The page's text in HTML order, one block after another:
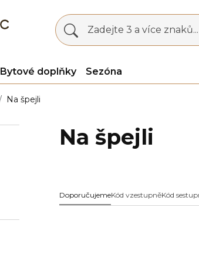
Zadejte 3 a více znaků...
Bytové doplňky Sezóna
Na špejli
Na špejli
DoporučujemeKód vzestupněKód